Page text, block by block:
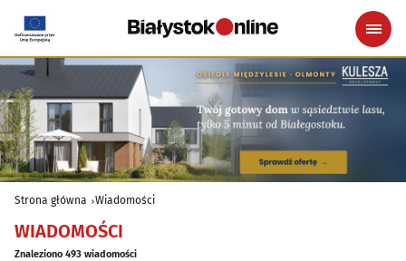
Strona główna Wiadomości
WIADOMOŚCI
Znaleziono 493 wiadomości